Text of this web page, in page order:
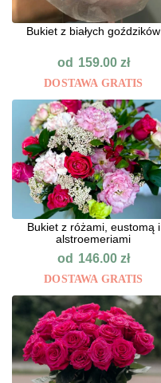
Bukiet z białych goździków
od 159.00 zł
DOSTAWA GRATIS
Bukiet z różami, eustomą i
alstroemeriami
od 146.00 zł
DOSTAWA GRATIS